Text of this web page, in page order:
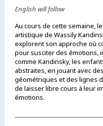
English will follow
Au cours de cette semaine,
artistique de Wassily
explorent son approche où
pour susciter des émotions,
comme Kandinsky, les
abstraites, en jouant avec
géométriques et des lignes
de laisser libre cours à leur
émotions.